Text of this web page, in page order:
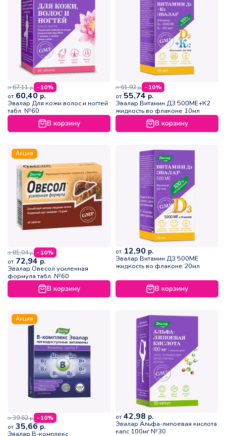
от 67,11р. - 10%
от 60,40 р.
Эвалар Для кожи волос и ногтей
табл. №60
В корзину
от 61,93р. - 10%
от 55,74 р.
Эвалар Витамин Д3 500МЕ+К2
жидкость во флаконе 10мл
В корзину
Акция
от 81,04р. - 10%
от 72,94 р.
Эвалар Овесол усиленная
формула табл. №60
В корзину
от 12,90 р.
Эвалар Витамин Д3 500МЕ
жидкость во флаконе 20мл
В корзину
Акция
от 39,62р. - 10%
от 35,66 р.
Эвалар В-комплекс
от 42,98 р.
Эвалар Альфа-липоевая кислота
капс 100мг №30